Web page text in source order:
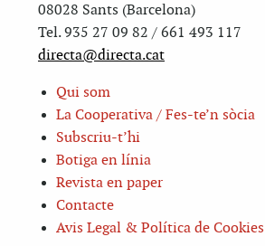
08028 Sants (Barcelona)
Tel. 935 27 09 82 / 661 493 117
directa@directa.cat
Qui som
La Cooperativa / Fes-te’n sòcia
Subscriu-t’hi
Botiga en línia
Revista en paper
Contacte
Avis Legal & Política de Cookies